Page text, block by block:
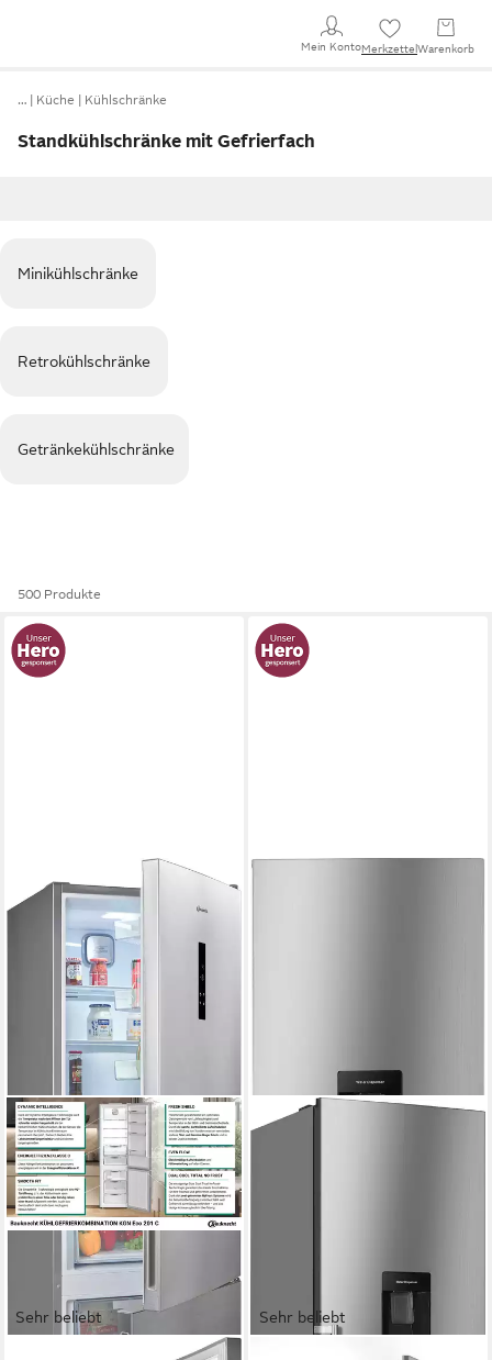
Mein KontoMerkzettel Warenkorb
… Küche Kühlschränke
Standkühlschränke mit Gefrierfach
Minikühlschränke
Retrokühlschränke
Getränkekühlschränke
500 Produkte
Sehr beliebt Sehr beliebt